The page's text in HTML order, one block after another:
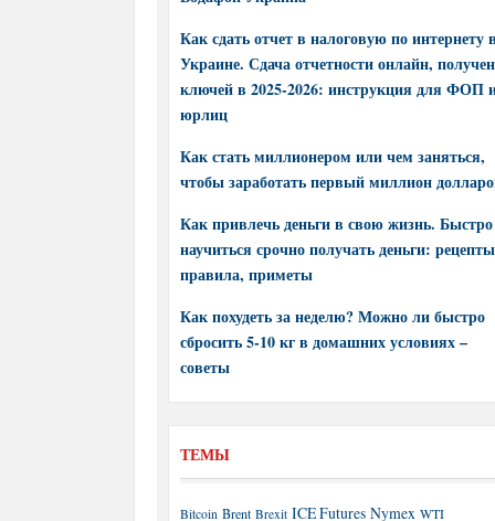
Как сдать отчет в налоговую по интернету в
Украине. Сдача отчетности онлайн,
ключей в 2025-2026: инструкция для ФОП
юрлиц
Как стать миллионером или чем заняться,
чтобы заработать первый миллион
Как привлечь деньги в свою жизнь. Быстро
научиться срочно получать деньги:
правила, приметы
Как похудеть за неделю? Можно ли быстро
сбросить 5-10 кг в домашних условиях –
советы
ТЕМЫ
Bitcoin Brent Brexit ICE Futures Nymex WTI